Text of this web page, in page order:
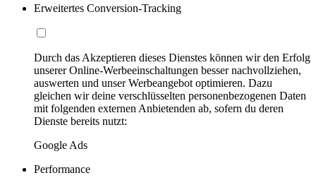
Erweitertes Conversion-Tracking
Durch das Akzeptieren dieses Dienstes können wir den Erfolg
unserer Online-Werbeeinschaltungen besser nachvollziehen,
auswerten und unser Werbeangebot optimieren. Dazu
gleichen wir deine verschlüsselten personenbezogenen Daten
mit folgenden externen Anbietenden ab, sofern du deren
Dienste bereits nutzt:
Google Ads
Performance